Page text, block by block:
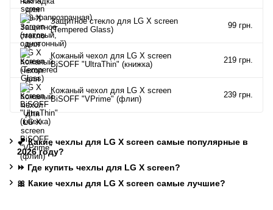
Защитное стекло для LG X screen
(Tempered Glass)
99 грн.
Кожаный чехол для LG X screen
BiSOFF "UltraThin" (книжка)
219 грн.
Кожаный чехол для LG X screen
BiSOFF "VPrime" (флип)
239 грн.
💕 Какие чехлы для LG X screen самые популярные в
2026 году?
⏩ Где купить чехлы для LG X screen?
🎀 Какие чехлы для LG X screen самые лучшие?